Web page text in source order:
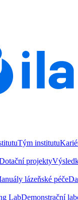
Tým institutu
projekty
lázeňské péče
LabDemonstrační